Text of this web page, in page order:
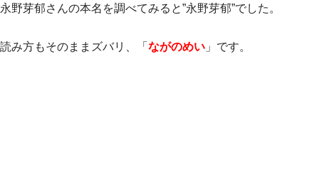
永野芽郁さんの本名を調べてみると”永野芽郁”でした。
読み方もそのままズバリ、「 ながのめい 」です。